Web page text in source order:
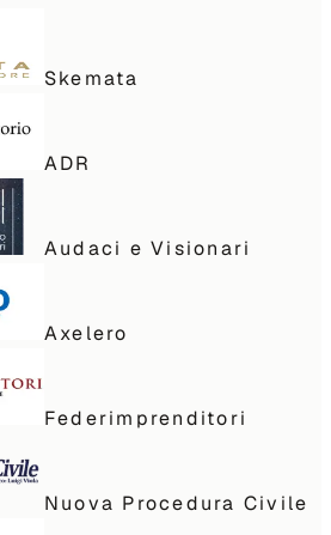
Skemata
ADR
Audaci e Visionari
Axelero
Federimprenditori
Nuova Procedura Civile